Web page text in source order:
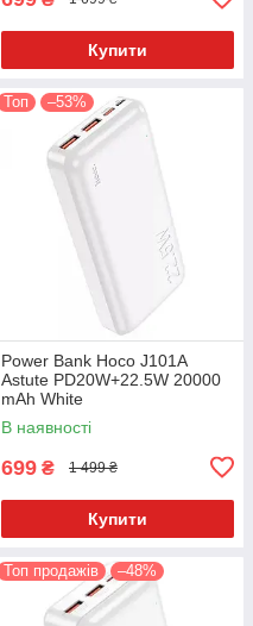
Купити
Топ –53%
Power Bank Hoco J101A
Astute PD20W+22.5W 20000
mAh White
В наявності
699 ₴ 1 499 ₴
Купити
Топ продажів –48%